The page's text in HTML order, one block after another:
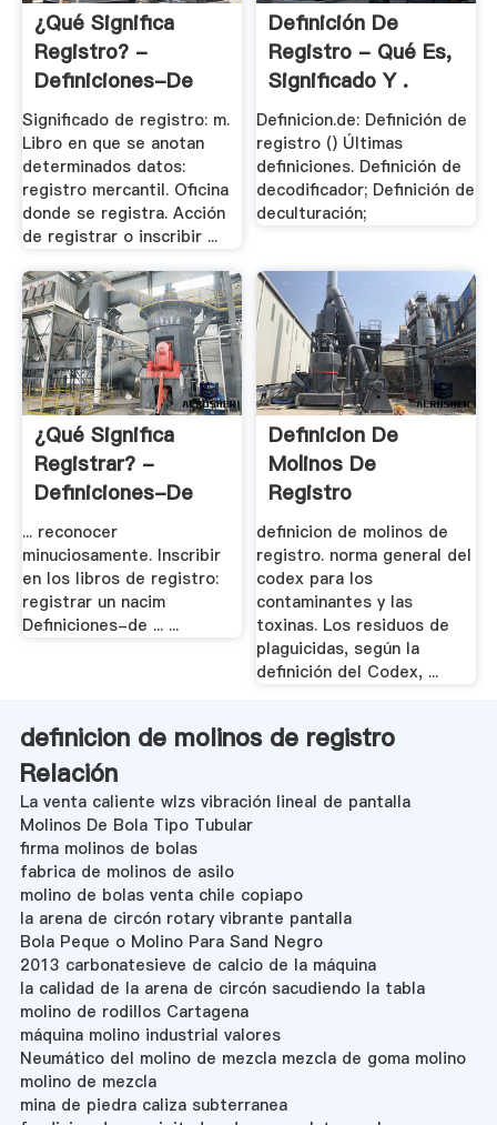
¿Qué Significa
Registro? -
Definiciones-De
Significado de registro: m.
Libro en que se anotan
determinados datos:
registro mercantil. Oficina
donde se registra. Acción
de registrar o inscribir ...
Definición De
Registro - Qué Es,
Significado Y .
Definicion.de: Definición de
registro () Últimas
definiciones. Definición de
decodificador; Definición de
deculturación;
¿Qué Significa
Registrar? -
Definiciones-De
... reconocer
minuciosamente. Inscribir
en los libros de registro:
registrar un nacim
Definiciones-de ... ...
Definicion De
Molinos De
Registro
definicion de molinos de
registro. norma general del
codex para los
contaminantes y las
toxinas. Los residuos de
plaguicidas, según la
definición del Codex, ...
definicion de molinos de registro
Relación
La venta caliente wlzs vibración lineal de pantalla
Molinos De Bola Tipo Tubular
firma molinos de bolas
fabrica de molinos de asilo
molino de bolas venta chile copiapo
la arena de circón rotary vibrante pantalla
Bola Peque o Molino Para Sand Negro
2013 carbonatesieve de calcio de la máquina
la calidad de la arena de circón sacudiendo la tabla
molino de rodillos Cartagena
máquina molino industrial valores
Neumático del molino de mezcla mezcla de goma molino
molino de mezcla
mina de piedra caliza subterranea